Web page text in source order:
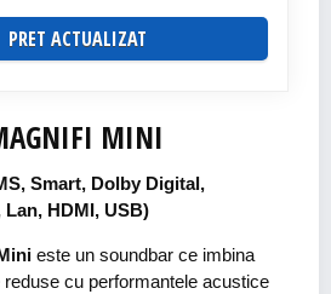
PRET ACTUALIZAT
MINI
Smart, Dolby Digital,
HDMI, USB)
este un soundbar ce imbina
cu performantele acustice